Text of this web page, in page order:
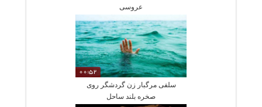
عروسی
00:52
سلفی مرگبار زن گردشگر روی
صخره بلند ساحل